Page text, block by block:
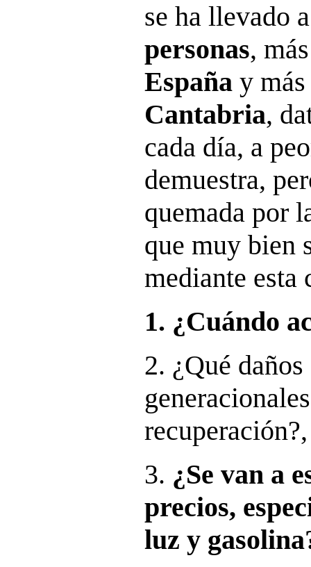
se ha llevado
personas,
España y
Cantabria,
cada día, a
demuestra,
quemada por
que muy bien
mediante esta
1. ¿Cuándo
2. ¿Qué
recuperación?,
3. ¿Se van a
precios,
luz y